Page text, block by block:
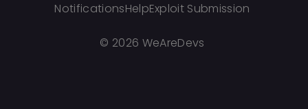
NotificationsHelpExploit Submission
© 2026 WeAreDevs